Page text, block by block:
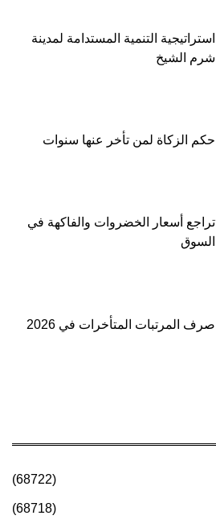
استراتيجية التنمية المستدامة لمدينة
شرم الشيخ
حكم الزكاة لمن تأخر عنها سنوات
تراجع أسعار الخضروات والفاكهة في
السوق
صرف المرتبات المتأخرات في 2026
(68722)
(68718)